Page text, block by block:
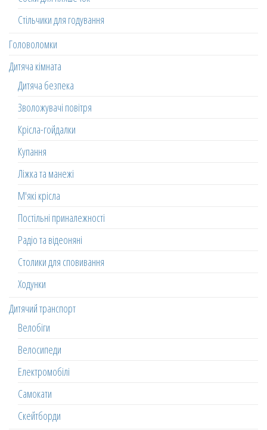
Стільчики для годування
Головоломки
Дитяча кімната
Дитяча безпека
Зволожувачі повітря
Крісла-гойдалки
Купання
Ліжка та манежі
М'які крісла
Постільні приналежності
Радіо та відеоняні
Столики для сповивання
Ходунки
Дитячий транспорт
Велобіги
Велосипеди
Електромобілі
Самокати
Скейтборди